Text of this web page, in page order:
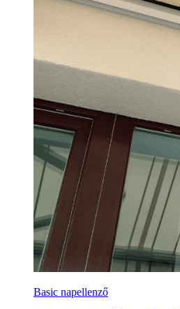
Basic napellenző